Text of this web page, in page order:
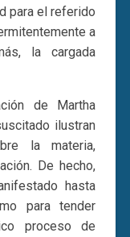
para el referido
a
la cargada
de Martha
ilustran
la materia,
De hecho,
hasta
para tender
proceso de